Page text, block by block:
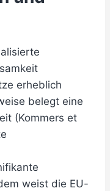
erheblich
belegt eine
(Kommers et
weist die EU-